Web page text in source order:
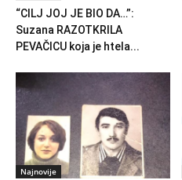
“CILJ JOJ JE BIO DA…”:
Suzana RAZOTKRILA
PEVAČICU koja je htela...
Najnovije